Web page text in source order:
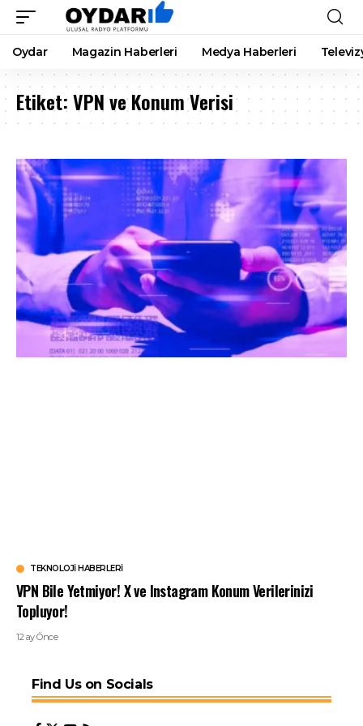
Oydar Magazin Haberleri Medya Haberleri
Etiket:VPN ve Konum Verisi
TEKNOLOJI HABERLERI
VPN Bile Yetmiyor! X ve Instagram Konum Verilerinizi
Topluyor!
12 ay Önce
Find Us on Socials